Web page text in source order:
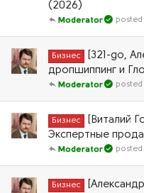
(2026)
Moderator
Бизнес
[321-go,
дропшиппинг и
Moderator
Бизнес
[Виталий
Экспертные
Moderator
Бизнес